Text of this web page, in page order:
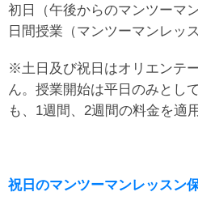
初日（午後からのマンツーマ
日間授業（マンツーマンレッ
※土日及び祝日はオリエンテ
ん。授業開始は平日のみとし
も、1週間、2週間の料金を適
祝日のマンツーマンレッスン